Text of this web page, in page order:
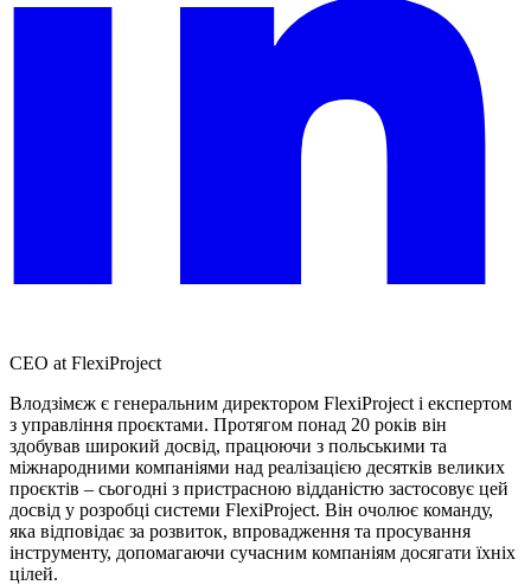
CEO at FlexiProject
Влодзімєж є генеральним директором FlexiProject і експертом
з управління проєктами. Протягом понад 20 років він
здобував широкий досвід, працюючи з польськими та
міжнародними компаніями над реалізацією десятків великих
проєктів – сьогодні з пристрасною відданістю застосовує цей
досвід у розробці системи FlexiProject. Він очолює команду,
яка відповідає за розвиток, впровадження та просування
інструменту, допомагаючи сучасним компаніям досягати їхніх
цілей.